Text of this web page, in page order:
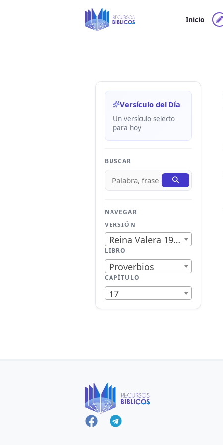
contenido
Inicio
Versículo del Día
Un versículo selecto
para hoy
BUSCAR
NAVEGAR
VERSIÓN
Reina Valera 1909
LIBRO
Proverbios
CAPÍTULO
17